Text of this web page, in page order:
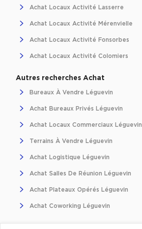
Achat Locaux Activité Lasserre
Achat Locaux Activité Mérenvielle
Achat Locaux Activité Fonsorbes
Achat Locaux Activité Colomiers
Autres recherches Achat
Bureaux À Vendre Léguevin
Achat Bureaux Privés Léguevin
Achat Locaux Commerciaux Léguevin
Terrains À Vendre Léguevin
Achat Logistique Léguevin
Achat Salles De Réunion Léguevin
Achat Plateaux Opérés Léguevin
Achat Coworking Léguevin